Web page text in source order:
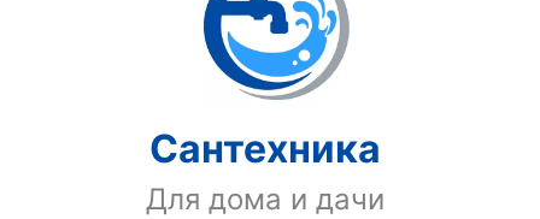
Сантехника
Для дома и дачи